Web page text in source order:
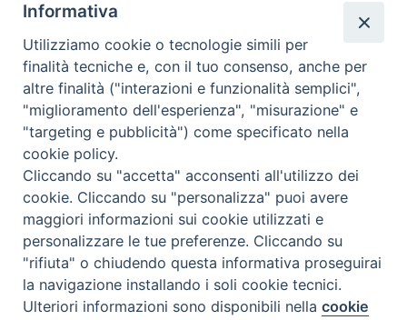
Facebook
X YouTube
Feed
Preferenze Cookie
Informativa
Utilizziamo cookie o tecnologie simili per
finalità tecniche e, con il tuo consenso, anche per
altre finalità ("interazioni e funzionalità semplici",
"miglioramento dell'esperienza", "misurazione" e
"targeting e pubblicità") come specificato nella
cookie policy.
Cliccando su "accetta" acconsenti all'utilizzo dei
cookie. Cliccando su "personalizza" puoi avere
maggiori informazioni sui cookie utilizzati e
personalizzare le tue preferenze. Cliccando su
"rifiuta" o chiudendo questa informativa proseguirai
la navigazione installando i soli cookie tecnici.
Ulteriori informazioni sono disponibili nellacookie